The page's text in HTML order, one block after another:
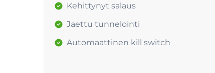
Kehittynyt salaus
Jaettu tunnelointi
Automaattinen kill switch